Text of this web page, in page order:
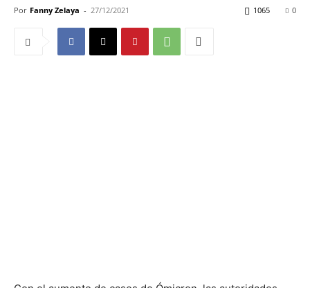
Por Fanny Zelaya - 27/12/2021 0
1065